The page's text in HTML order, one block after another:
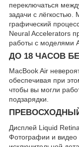
переключаться
задачи с
графический
Neural Accelerators
работы с моделями
ДО 18 ЧАСОВ
MacBook Air
обеспечивая при
чтобы вы могли
подзарядки.
Дисплей Liquid
Фотографии и видео